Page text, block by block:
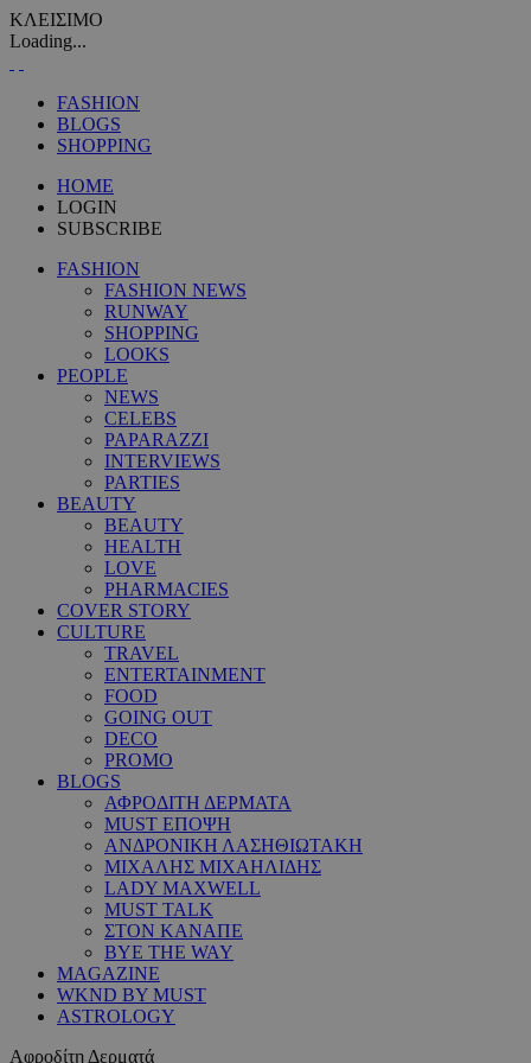
ΚΛΕΙΣΙΜΟ
Loading...
FASHION
BLOGS
SHOPPING
HOME
LOGIN
SUBSCRIBE
FASHION
FASHION NEWS
RUNWAY
SHOPPING
LOOKS
PEOPLE
NEWS
CELEBS
PAPARAZZI
INTERVIEWS
PARTIES
BEAUTY
BEAUTY
HEALTH
LOVE
PHARMACIES
COVER STORY
CULTURE
TRAVEL
ENTERTAINMENT
FOOD
GOING OUT
DECO
PROMO
BLOGS
ΑΦΡΟΔΙΤΗ ΔΕΡΜΑΤΑ
MUST ΕΠΟΨΗ
ΑΝΔΡΟΝΙΚΗ ΛΑΣΗΘΙΩΤΑΚΗ
ΜΙΧΑΛΗΣ ΜΙΧΑΗΛΙΔΗΣ
LADY MAXWELL
MUST TALK
ΣΤΟΝ ΚΑΝΑΠΕ
BYE THE WAY
MAGAZINE
WKND BY MUST
ASTROLOGY
Αφροδίτη Δερματά